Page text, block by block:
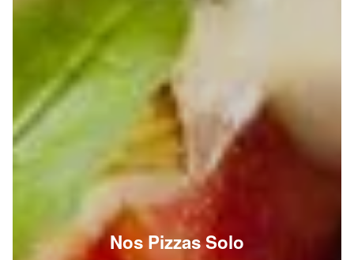
Nos Pizzas Solo